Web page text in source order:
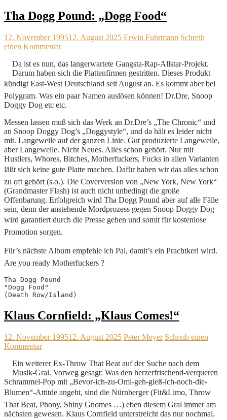
Tha Dogg Pound: „Dogg Food“
12. November 199512. August 2025 Erwin Fuhrmann Schreib
einen Kommentar
Da ist es nun, das langerwartete Gangsta-Rap-Allstar-Projekt.
Darum haben sich die Plattenfirmen gestritten. Dieses Produkt
kündigt East-West Deutschland seit August an. Es kommt aber bei
Polygram. Was ein paar Namen auslösen können! Dr.Dre, Snoop
Doggy Dog etc etc.
Messen lassen muß sich das Werk an Dr.Dre’s „The Chronic“ und
an Snoop Doggy Dog’s „Doggystyle“, und da hält es leider nicht
mit. Langeweile auf der ganzen Linie. Gut produzierte Langeweile,
aber Langeweile. Nicht Neues. Alles schon gehört. Nur mit
Hustlers, Whores, Bitches, Motherfuckers, Fucks in allen Varianten
läßt sich keine gute Platte machen. Dafür haben wir das alles schon
zu oft gehört (s.o.). Die Coverversion von „New York, New York“
(Grandmaster Flash) ist auch nicht unbedingt die große
Offenbarung. Erfolgreich wird Tha Dogg Pound aber auf alle Fälle
sein, denn der anstehende Mordprozess gegen Snoop Doggy Dog
wird garantiert durch die Presse gehen und somit für kostenlose
Promotion sorgen.
Für’s nächste Album empfehle ich Pal, damit’s ein Prachtkerl wird.
Are you ready Motherfuckers ?
Tha Dogg Pound
"Dogg Food"
(Death Row/Island)
Klaus Cornfield: „Klaus Comes!“
12. November 199512. August 2025 Peter Meyer Schreib einen
Kommentar
Ein weiterer Ex-Throw That Beat auf der Suche nach dem
Musik-Gral. Vorweg gesagt: Was den herzerfrischend-verqueren
Schrammel-Pop mit „Bevor-ich-zu-Omi-geh-gieß-ich-noch-die-
Blumen“-Attitde angeht, sind die Nürnberger (Fit&Limo, Throw
That Beat, Phony, Shiny Gnomes …) eben diesem Gral immer am
nächsten gewesen. Klaus Cornfield unterstreicht das nur nochmal.